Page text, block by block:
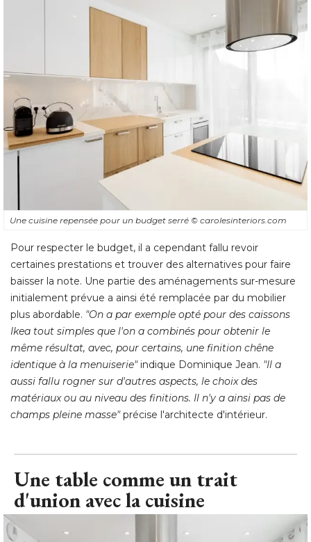
Une cuisine repensée pour un budget serré © carolesinteriors.com
Pour respecter le budget, il a cependant fallu revoir
certaines prestations et trouver des alternatives pour faire
baisser la note. Une partie des aménagements sur-mesure
initialement prévue a ainsi été remplacée par du mobilier
plus abordable. "On a par exemple opté pour des caissons
Ikea tout simples que l'on a combinés pour obtenir le
même résultat, avec, pour certains, une finition chêne
identique à la menuiserie" indique Dominique Jean. "Il a
aussi fallu rogner sur d'autres aspects, le choix des
matériaux ou au niveau des finitions. Il n'y a ainsi pas de
champs pleine masse" précise l'architecte d'intérieur.
Une table comme un trait
d'union avec la cuisine